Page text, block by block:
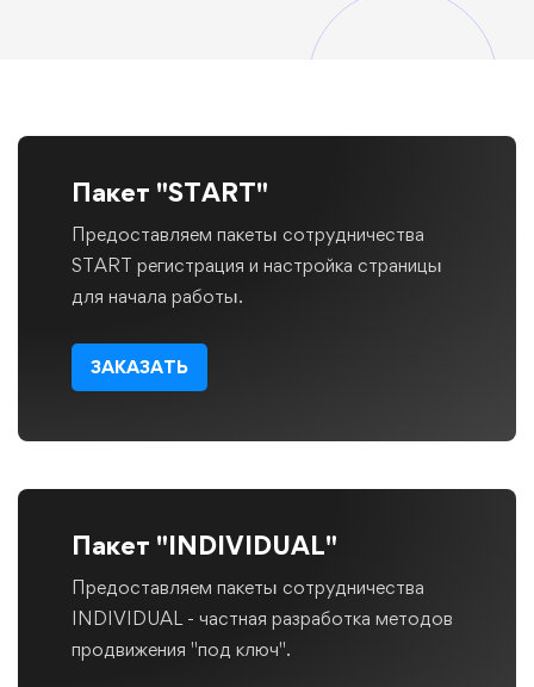
Пакет "START"
Предоставляем пакеты сотрудничества
START регистрация и настройка страницы
для начала работы.
ЗАКАЗАТЬ
Пакет "INDIVIDUAL"
Предоставляем пакеты сотрудничества
INDIVIDUAL - частная разработка методов
продвижения "под ключ".